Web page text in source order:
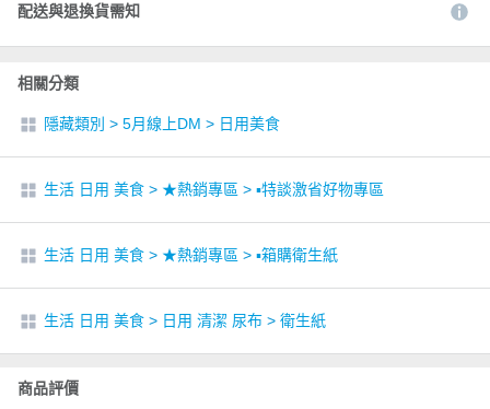
配送與退換貨需知
相關分類
隱藏類別 > 5月線上DM > 日用美食
生活 日用 美食 > ★熱銷專區 > ▪︎特談激省好物專區
生活 日用 美食 > ★熱銷專區 > ▪︎箱購衛生紙
生活 日用 美食 > 日用 清潔 尿布 > 衛生紙
商品評價